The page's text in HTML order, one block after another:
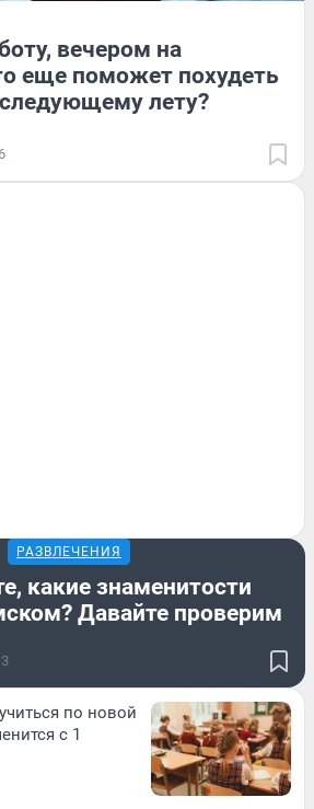
вечером на
еще поможет похудеть
следующему лету?
6
РАЗВЛЕЧЕНИЯ
какие знаменитости
Давайте проверим
3
по новой
с 1